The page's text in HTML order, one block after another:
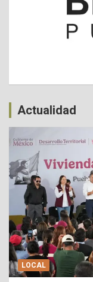
Actualidad
LOCAL